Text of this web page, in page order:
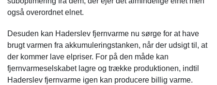
også overordnet elnet.
Desuden kan Haderslev fjernvarme nu sørge for at have
brugt varmen fra akkumuleringstanken, når der udsigt til, at
der kommer lave elpriser. For på den måde kan
fjernvarmeselskabet lagre og trække produktionen, indtil
Haderslev fjernvarme igen kan producere billig varme.